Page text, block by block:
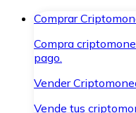
Comprar
Compra
pago.
Vender
Vende tus